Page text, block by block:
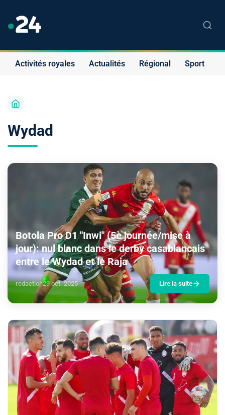
Activités royales Actualités Régional Sport
Wydad
Botola Pro D1 "Inwi" (5è journée/mise à
jour): nul blanc dans le derby casablancais
entre le Wydad et le Raja
redaction29 oct. 2025 Lire la suite